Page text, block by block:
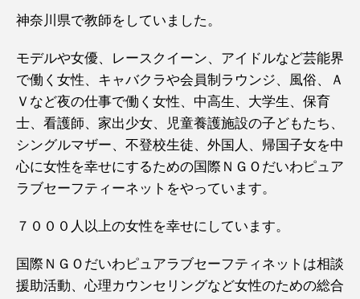
神奈川県で教師をしていました。
モデルや女優、レースクイーン、アイドルなど芸能界
で働く女性、キャバクラや会員制ラウンジ、風俗、Ａ
Ｖなど夜の仕事で働く女性、中高生、大学生、保育
士、看護師、家出少女、児童養護施設の子どもたち、
シングルマザー、不登校生徒、外国人、帰国子女を中
心に女性を幸せにするための国際ＮＧＯだいわピュア
ラブセーフティーネットをやっています。
７０００人以上の女性を幸せにしています。
国際ＮＧＯだいわピュアラブセーフティネットは相談
援助活動、心理カウンセリングなど女性のための総合